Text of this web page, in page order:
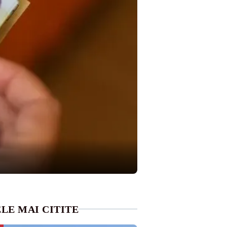
MAI CITITE